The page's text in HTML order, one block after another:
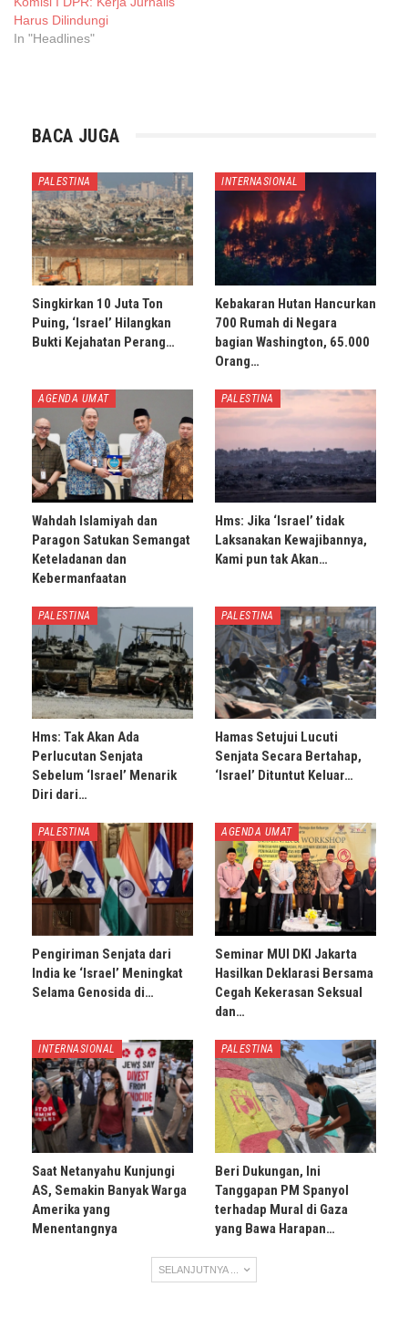
Harus Dilindungi
In "Headlines"
BACA JUGA
PALESTINA
Singkirkan 10 Juta Ton
Puing, ‘Israel’ Hilangkan
Bukti Kejahatan Perang…
INTERNASIONAL
Kebakaran Hutan Hancurkan
700 Rumah di Negara
bagian Washington, 65.000
Orang…
AGENDA UMAT
Wahdah Islamiyah dan
Paragon Satukan Semangat
Keteladanan dan
Kebermanfaatan
PALESTINA
Hms: Jika ‘Israel’ tidak
Laksanakan Kewajibannya,
Kami pun tak Akan…
PALESTINA
Hms: Tak Akan Ada
Perlucutan Senjata
Sebelum ‘Israel’ Menarik
Diri dari…
PALESTINA
Hamas Setujui Lucuti
Senjata Secara Bertahap,
‘Israel’ Dituntut Keluar…
PALESTINA
Pengiriman Senjata dari
India ke ‘Israel’ Meningkat
Selama Genosida di…
AGENDA UMAT
Seminar MUI DKI Jakarta
Hasilkan Deklarasi Bersama
Cegah Kekerasan Seksual
dan…
INTERNASIONAL
Saat Netanyahu Kunjungi
AS, Semakin Banyak Warga
Amerika yang
Menentangnya
PALESTINA
Beri Dukungan, Ini
Tanggapan PM Spanyol
terhadap Mural di Gaza
yang Bawa Harapan…
SELANJUTNYA ...